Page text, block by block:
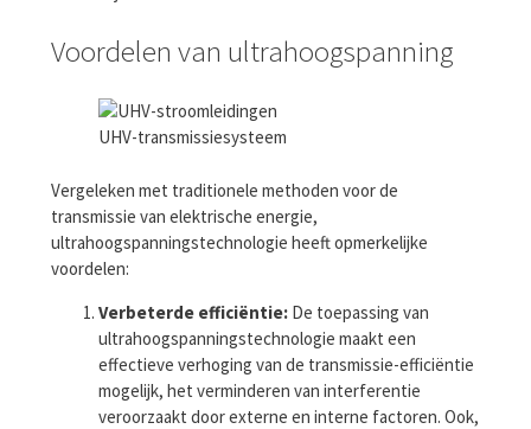
Voordelen van ultrahoogspanning
UHV-transmissiesysteem
Vergeleken met traditionele methoden voor de
transmissie van elektrische energie,
ultrahoogspanningstechnologie heeft opmerkelijke
voordelen:
Verbeterde efficiëntie: De toepassing van
ultrahoogspanningstechnologie maakt een
effectieve verhoging van de transmissie-efficiëntie
mogelijk, het verminderen van interferentie
veroorzaakt door externe en interne factoren. Ook,